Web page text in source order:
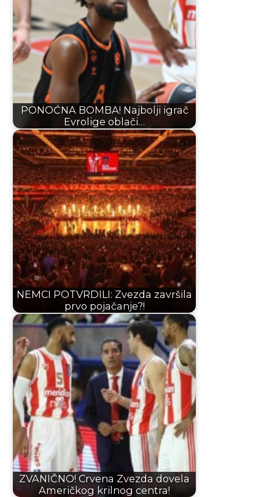
PONOĆNA BOMBA! Najbolji igrač
Evrolige oblači…
NEMCI POTVRDILI: Zvezda završila
prvo pojačanje?!
ZVANIČNO! Crvena Zvezda dovela
Američkog krilnog centra!